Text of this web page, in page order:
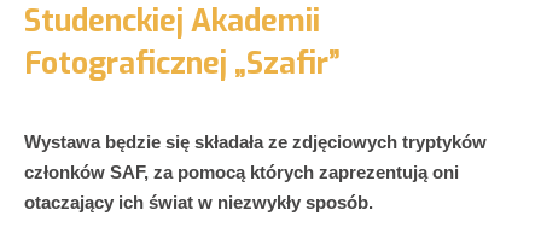
Studenckiej Akademii
Fotograficznej „Szafir”
Wystawa będzie się składała ze zdjęciowych tryptyków
członków SAF, za pomocą których zaprezentują oni
otaczający ich świat w niezwykły sposób.